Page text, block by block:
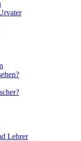
Lehrer